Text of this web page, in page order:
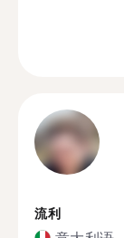
流利